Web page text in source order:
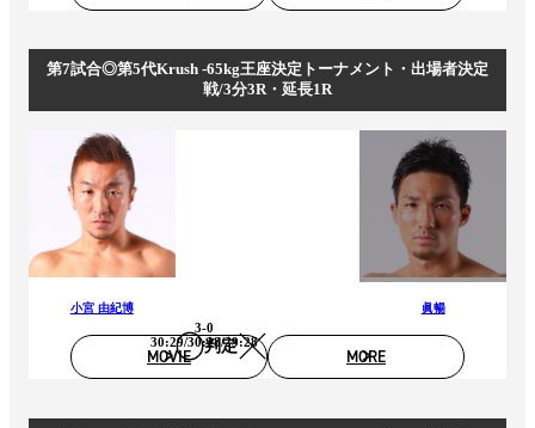
第7試合◎第5代Krush -65kg王座決定トーナメント・出場者決定
戦/3分3R・延長1R
小宮 由紀博
判定
3-0
30:29/30:28/29:28
眞暢
MOVIE MORE